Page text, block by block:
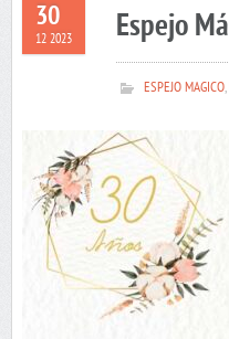
30
12 2023 Espejo
ESPEJO MAGICO,